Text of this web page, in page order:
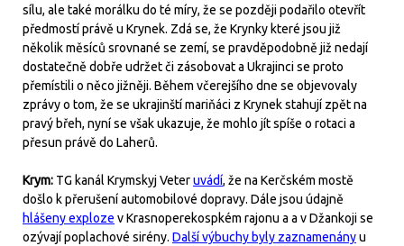
sílu, ale také morálku do té míry, že se později podařilo otevřít
předmostí právě u Krynek. Zdá se, že Krynky které jsou již
několik měsíců srovnané se zemí, se pravděpodobně již nedají
dostatečně dobře udržet či zásobovat a Ukrajinci se proto
přemístili o něco jižněji. Během včerejšího dne se objevovaly
zprávy o tom, že se ukrajinští mariňáci z Krynek stahují zpět na
pravý břeh, nyní se však ukazuje, že mohlo jít spíše o rotaci a
přesun právě do Laherů.
Krym: TG kanál Krymskyj Veteruvádí, že na Kerčském mostě
došlo k přerušení automobilové dopravy. Dále jsou údajně
hlášeny exploze v Krasnoperekospkém rajonu a a v Džankoji se
ozývají poplachové sirény. Další výbuchy byly zaznamenányu